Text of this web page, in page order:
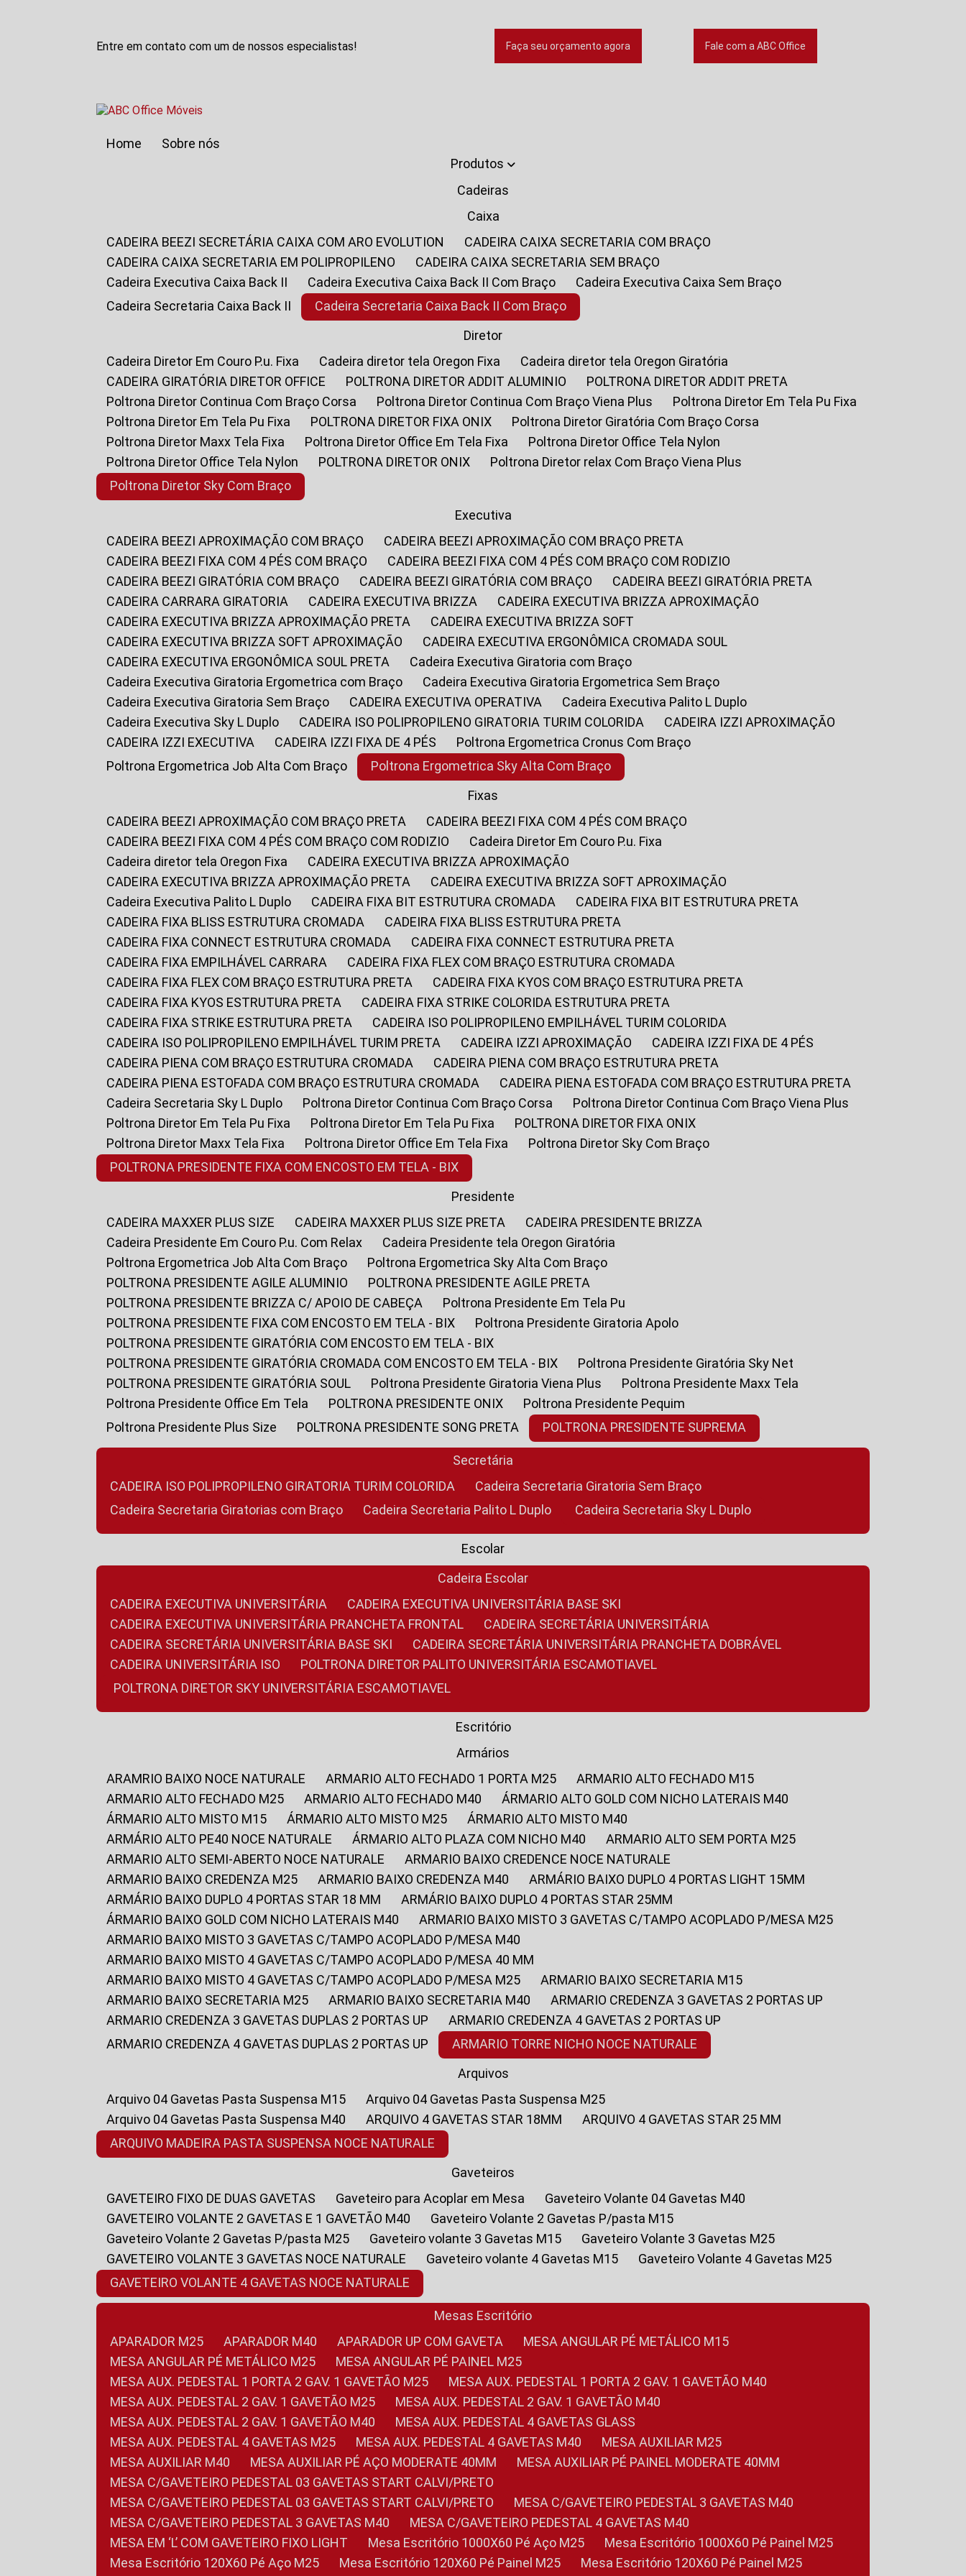
Entre em contato com um de nossos especialistas! Faça seu orçamento agora Fale com a ABC Office
Home
Sobre nós
Produtos
Cadeiras
Caixa
CADEIRA BEEZI SECRETÁRIA CAIXA COM ARO EVOLUTION
CADEIRA CAIXA SECRETARIA COM BRAÇO
CADEIRA CAIXA SECRETARIA EM POLIPROPILENO
CADEIRA CAIXA SECRETARIA SEM BRAÇO
Cadeira Executiva Caixa Back II
Cadeira Executiva Caixa Back II Com Braço
Cadeira Executiva Caixa Sem Braço
Cadeira Secretaria Caixa Back II
Cadeira Secretaria Caixa Back II Com Braço
Diretor
Cadeira Diretor Em Couro P.u. Fixa
Cadeira diretor tela Oregon Fixa
Cadeira diretor tela Oregon Giratória
CADEIRA GIRATÓRIA DIRETOR OFFICE
POLTRONA DIRETOR ADDIT ALUMINIO
POLTRONA DIRETOR ADDIT PRETA
Poltrona Diretor Continua Com Braço Corsa
Poltrona Diretor Continua Com Braço Viena Plus
Poltrona Diretor Em Tela Pu Fixa
Poltrona Diretor Em Tela Pu Fixa
POLTRONA DIRETOR FIXA ONIX
Poltrona Diretor Giratória Com Braço Corsa
Poltrona Diretor Maxx Tela Fixa
Poltrona Diretor Office Em Tela Fixa
Poltrona Diretor Office Tela Nylon
Poltrona Diretor Office Tela Nylon
POLTRONA DIRETOR ONIX
Poltrona Diretor relax Com Braço Viena Plus
Poltrona Diretor Sky Com Braço
Executiva
CADEIRA BEEZI APROXIMAÇÃO COM BRAÇO
CADEIRA BEEZI APROXIMAÇÃO COM BRAÇO PRETA
CADEIRA BEEZI FIXA COM 4 PÉS COM BRAÇO
CADEIRA BEEZI FIXA COM 4 PÉS COM BRAÇO COM RODIZIO
CADEIRA BEEZI GIRATÓRIA COM BRAÇO
CADEIRA BEEZI GIRATÓRIA COM BRAÇO
CADEIRA BEEZI GIRATÓRIA PRETA
CADEIRA CARRARA GIRATORIA
CADEIRA EXECUTIVA BRIZZA
CADEIRA EXECUTIVA BRIZZA APROXIMAÇÃO
CADEIRA EXECUTIVA BRIZZA APROXIMAÇÃO PRETA
CADEIRA EXECUTIVA BRIZZA SOFT
CADEIRA EXECUTIVA BRIZZA SOFT APROXIMAÇÃO
CADEIRA EXECUTIVA ERGONÔMICA CROMADA SOUL
CADEIRA EXECUTIVA ERGONÔMICA SOUL PRETA
Cadeira Executiva Giratoria com Braço
Cadeira Executiva Giratoria Ergometrica com Braço
Cadeira Executiva Giratoria Ergometrica Sem Braço
Cadeira Executiva Giratoria Sem Braço
CADEIRA EXECUTIVA OPERATIVA
Cadeira Executiva Palito L Duplo
Cadeira Executiva Sky L Duplo
CADEIRA ISO POLIPROPILENO GIRATORIA TURIM COLORIDA
CADEIRA IZZI APROXIMAÇÃO
CADEIRA IZZI EXECUTIVA
CADEIRA IZZI FIXA DE 4 PÉS
Poltrona Ergometrica Cronus Com Braço
Poltrona Ergometrica Job Alta Com Braço
Poltrona Ergometrica Sky Alta Com Braço
Fixas
CADEIRA BEEZI APROXIMAÇÃO COM BRAÇO PRETA
CADEIRA BEEZI FIXA COM 4 PÉS COM BRAÇO
CADEIRA BEEZI FIXA COM 4 PÉS COM BRAÇO COM RODIZIO
Cadeira Diretor Em Couro P.u. Fixa
Cadeira diretor tela Oregon Fixa
CADEIRA EXECUTIVA BRIZZA APROXIMAÇÃO
CADEIRA EXECUTIVA BRIZZA APROXIMAÇÃO PRETA
CADEIRA EXECUTIVA BRIZZA SOFT APROXIMAÇÃO
Cadeira Executiva Palito L Duplo
CADEIRA FIXA BIT ESTRUTURA CROMADA
CADEIRA FIXA BIT ESTRUTURA PRETA
CADEIRA FIXA BLISS ESTRUTURA CROMADA
CADEIRA FIXA BLISS ESTRUTURA PRETA
CADEIRA FIXA CONNECT ESTRUTURA CROMADA
CADEIRA FIXA CONNECT ESTRUTURA PRETA
CADEIRA FIXA EMPILHÁVEL CARRARA
CADEIRA FIXA FLEX COM BRAÇO ESTRUTURA CROMADA
CADEIRA FIXA FLEX COM BRAÇO ESTRUTURA PRETA
CADEIRA FIXA KYOS COM BRAÇO ESTRUTURA PRETA
CADEIRA FIXA KYOS ESTRUTURA PRETA
CADEIRA FIXA STRIKE COLORIDA ESTRUTURA PRETA
CADEIRA FIXA STRIKE ESTRUTURA PRETA
CADEIRA ISO POLIPROPILENO EMPILHÁVEL TURIM COLORIDA
CADEIRA ISO POLIPROPILENO EMPILHÁVEL TURIM PRETA
CADEIRA IZZI APROXIMAÇÃO
CADEIRA IZZI FIXA DE 4 PÉS
CADEIRA PIENA COM BRAÇO ESTRUTURA CROMADA
CADEIRA PIENA COM BRAÇO ESTRUTURA PRETA
CADEIRA PIENA ESTOFADA COM BRAÇO ESTRUTURA CROMADA
CADEIRA PIENA ESTOFADA COM BRAÇO ESTRUTURA PRETA
Cadeira Secretaria Sky L Duplo
Poltrona Diretor Continua Com Braço Corsa
Poltrona Diretor Continua Com Braço Viena Plus
Poltrona Diretor Em Tela Pu Fixa
Poltrona Diretor Em Tela Pu Fixa
POLTRONA DIRETOR FIXA ONIX
Poltrona Diretor Maxx Tela Fixa
Poltrona Diretor Office Em Tela Fixa
Poltrona Diretor Sky Com Braço
POLTRONA PRESIDENTE FIXA COM ENCOSTO EM TELA - BIX
Presidente
CADEIRA MAXXER PLUS SIZE
CADEIRA MAXXER PLUS SIZE PRETA
CADEIRA PRESIDENTE BRIZZA
Cadeira Presidente Em Couro P.u. Com Relax
Cadeira Presidente tela Oregon Giratória
Poltrona Ergometrica Job Alta Com Braço
Poltrona Ergometrica Sky Alta Com Braço
POLTRONA PRESIDENTE AGILE ALUMINIO
POLTRONA PRESIDENTE AGILE PRETA
POLTRONA PRESIDENTE BRIZZA C/ APOIO DE CABEÇA
Poltrona Presidente Em Tela Pu
POLTRONA PRESIDENTE FIXA COM ENCOSTO EM TELA - BIX
Poltrona Presidente Giratoria Apolo
POLTRONA PRESIDENTE GIRATÓRIA COM ENCOSTO EM TELA - BIX
POLTRONA PRESIDENTE GIRATÓRIA CROMADA COM ENCOSTO EM TELA - BIX
Poltrona Presidente Giratória Sky Net
POLTRONA PRESIDENTE GIRATÓRIA SOUL
Poltrona Presidente Giratoria Viena Plus
Poltrona Presidente Maxx Tela
Poltrona Presidente Office Em Tela
POLTRONA PRESIDENTE ONIX
Poltrona Presidente Pequim
Poltrona Presidente Plus Size
POLTRONA PRESIDENTE SONG PRETA POLTRONA PRESIDENTE SUPREMA
Secretária
CADEIRA ISO POLIPROPILENO GIRATORIA TURIM COLORIDA
Cadeira Secretaria Giratoria Sem Braço
Cadeira Secretaria Giratorias com Braço
Cadeira Secretaria Palito L Duplo Cadeira Secretaria Sky L Duplo
Escolar
Cadeira Escolar
CADEIRA EXECUTIVA UNIVERSITÁRIA
CADEIRA EXECUTIVA UNIVERSITÁRIA BASE SKI
CADEIRA EXECUTIVA UNIVERSITÁRIA PRANCHETA FRONTAL
CADEIRA SECRETÁRIA UNIVERSITÁRIA
CADEIRA SECRETÁRIA UNIVERSITÁRIA BASE SKI
CADEIRA SECRETÁRIA UNIVERSITÁRIA PRANCHETA DOBRÁVEL
CADEIRA UNIVERSITÁRIA ISO
POLTRONA DIRETOR PALITO UNIVERSITÁRIA ESCAMOTIAVEL
POLTRONA DIRETOR SKY UNIVERSITÁRIA ESCAMOTIAVEL
Escritório
Armários
ARAMRIO BAIXO NOCE NATURALE
ARMARIO ALTO FECHADO 1 PORTA M25
ARMARIO ALTO FECHADO M15
ARMARIO ALTO FECHADO M25
ARMARIO ALTO FECHADO M40
ÁRMARIO ALTO GOLD COM NICHO LATERAIS M40
ÁRMARIO ALTO MISTO M15
ÁRMARIO ALTO MISTO M25
ÁRMARIO ALTO MISTO M40
ARMÁRIO ALTO PE40 NOCE NATURALE
ÁRMARIO ALTO PLAZA COM NICHO M40
ARMARIO ALTO SEM PORTA M25
ARMARIO ALTO SEMI-ABERTO NOCE NATURALE
ARMARIO BAIXO CREDENCE NOCE NATURALE
ARMARIO BAIXO CREDENZA M25
ARMARIO BAIXO CREDENZA M40
ARMÁRIO BAIXO DUPLO 4 PORTAS LIGHT 15MM
ARMÁRIO BAIXO DUPLO 4 PORTAS STAR 18 MM
ARMÁRIO BAIXO DUPLO 4 PORTAS STAR 25MM
ÁRMARIO BAIXO GOLD COM NICHO LATERAIS M40
ARMARIO BAIXO MISTO 3 GAVETAS C/TAMPO ACOPLADO P/MESA M25
ARMARIO BAIXO MISTO 3 GAVETAS C/TAMPO ACOPLADO P/MESA M40
ARMARIO BAIXO MISTO 4 GAVETAS C/TAMPO ACOPLADO P/MESA 40 MM
ARMARIO BAIXO MISTO 4 GAVETAS C/TAMPO ACOPLADO P/MESA M25
ARMARIO BAIXO SECRETARIA M15
ARMARIO BAIXO SECRETARIA M25
ARMARIO BAIXO SECRETARIA M40
ARMARIO CREDENZA 3 GAVETAS 2 PORTAS UP
ARMARIO CREDENZA 3 GAVETAS DUPLAS 2 PORTAS UP
ARMARIO CREDENZA 4 GAVETAS 2 PORTAS UP
ARMARIO CREDENZA 4 GAVETAS DUPLAS 2 PORTAS UP
ARMARIO TORRE NICHO NOCE NATURALE
Arquivos
Arquivo 04 Gavetas Pasta Suspensa M15
Arquivo 04 Gavetas Pasta Suspensa M25
Arquivo 04 Gavetas Pasta Suspensa M40
ARQUIVO 4 GAVETAS STAR 18MM
ARQUIVO 4 GAVETAS STAR 25 MM
ARQUIVO MADEIRA PASTA SUSPENSA NOCE NATURALE
Gaveteiros
GAVETEIRO FIXO DE DUAS GAVETAS
Gaveteiro para Acoplar em Mesa
Gaveteiro Volante 04 Gavetas M40
GAVETEIRO VOLANTE 2 GAVETAS E 1 GAVETÃO M40
Gaveteiro Volante 2 Gavetas P/pasta M15
Gaveteiro Volante 2 Gavetas P/pasta M25
Gaveteiro volante 3 Gavetas M15
Gaveteiro Volante 3 Gavetas M25
GAVETEIRO VOLANTE 3 GAVETAS NOCE NATURALE
Gaveteiro volante 4 Gavetas M15
Gaveteiro Volante 4 Gavetas M25
GAVETEIRO VOLANTE 4 GAVETAS NOCE NATURALE
Mesas Escritório
APARADOR M25
APARADOR M40 APARADOR UP COM GAVETA
MESA ANGULAR PÉ METÁLICO M15
MESA ANGULAR PÉ METÁLICO M25
MESA ANGULAR PÉ PAINEL M25
MESA AUX. PEDESTAL 1 PORTA 2 GAV. 1 GAVETÃO M25
MESA AUX. PEDESTAL 1 PORTA 2 GAV. 1 GAVETÃO M40
MESA AUX. PEDESTAL 2 GAV. 1 GAVETÃO M25
MESA AUX. PEDESTAL 2 GAV. 1 GAVETÃO M40
MESA AUX. PEDESTAL 2 GAV. 1 GAVETÃO M40
MESA AUX. PEDESTAL 4 GAVETAS GLASS
MESA AUX. PEDESTAL 4 GAVETAS M25
MESA AUX. PEDESTAL 4 GAVETAS M40
MESA AUXILIAR M25
MESA AUXILIAR M40
MESA AUXILIAR PÉ AÇO MODERATE 40MM
MESA AUXILIAR PÉ PAINEL MODERATE 40MM
MESA C/GAVETEIRO PEDESTAL 03 GAVETAS START CALVI/PRETO
MESA C/GAVETEIRO PEDESTAL 03 GAVETAS START CALVI/PRETO
MESA C/GAVETEIRO PEDESTAL 3 GAVETAS M40
MESA C/GAVETEIRO PEDESTAL 3 GAVETAS M40
MESA C/GAVETEIRO PEDESTAL 4 GAVETAS M40
MESA EM ‘L’ COM GAVETEIRO FIXO LIGHT
Mesa Escritório 1000X60 Pé Aço M25
Mesa Escritório 1000X60 Pé Painel M25
Mesa Escritório 120X60 Pé Aço M25
Mesa Escritório 120X60 Pé Painel M25
Mesa Escritório 120X60 Pé Painel M25